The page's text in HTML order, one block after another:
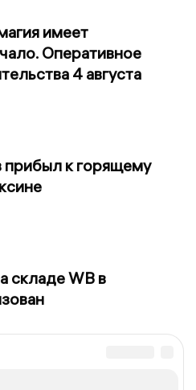
имеет
Оперативное
4 августа
к горящему
складе WB в